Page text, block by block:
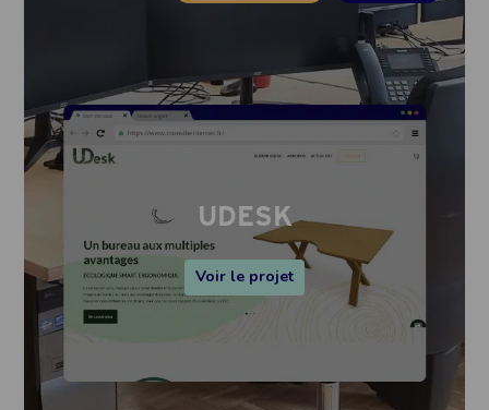
UDESK
Voir le projet